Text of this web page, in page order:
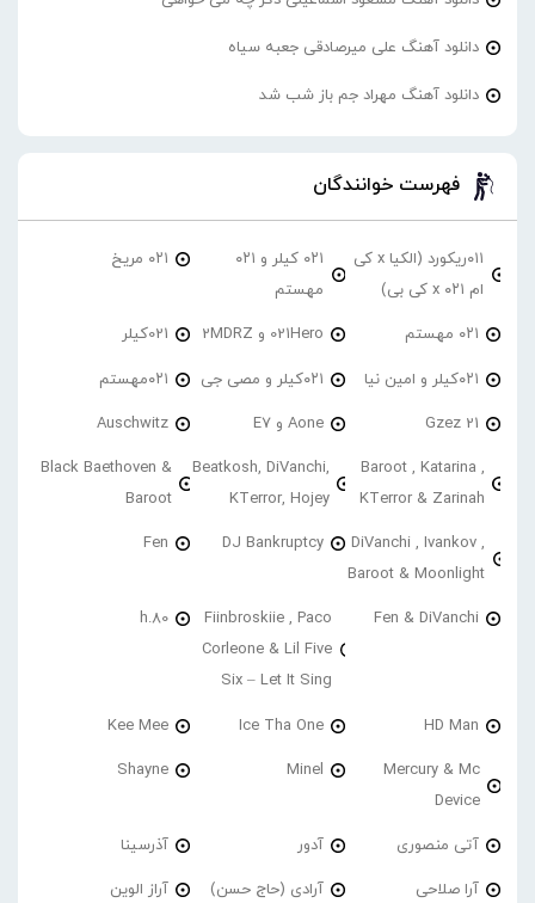
دانلود آهنگ علی میرصادقی جعبه سیاه
دانلود آهنگ مهراد جم باز شب شد
فهرست خوانندگان
۰۱۱ریکورد (الکیا x کی
ام ۰۲۱ x کی بی)
۰۲۱ کیلر و ۰۲۱
مهستم
۰۲۱ مریخ
۰۲۱ مهستم 021Hero و 2MDRZ 021کیلر
۰۲۱کیلر و امین نیا ۰۲۱کیلر و مصی جی ۰۲۱مهستم
21 Gzez Aone و E7 Auschwitz
Baroot , Katarina ,
KTerror & Zarinah
Beatkosh, DiVanchi,
KTerror, Hojey
Black Baethoven &
Baroot
DiVanchi , Ivankov ,
Baroot & Moonlight
DJ Bankruptcy
Fen
Fen & DiVanchi
Fiinbroskiie , Paco
Corleone & Lil Five
Six – Let It Sing
h.80
HD Man
Ice Tha One
Kee Mee
Mercury & Mc
Device
Minel
Shayne
آتی منصوری آدور آذرسینا
آرا صلاحی آرادی (حاج حسن) آراز الوین